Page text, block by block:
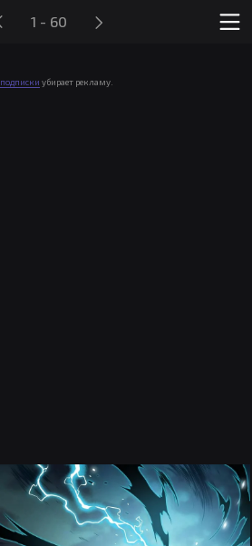
1 - 60
подписки убирает рекламу.